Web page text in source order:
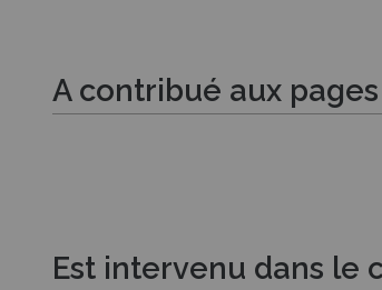
A contribué aux
Est intervenu dans le